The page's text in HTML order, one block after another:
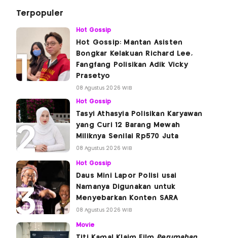
Terpopuler
Hot Gossip
Hot Gossip: Mantan Asisten
Bongkar Kelakuan Richard Lee,
Fangfang Polisikan Adik Vicky
Prasetyo
08 Agustus 2026 WIB
Hot Gossip
Tasyi Athasyia Polisikan Karyawan
yang Curi 12 Barang Mewah
Miliknya Senilai Rp570 Juta
08 Agustus 2026 WIB
Hot Gossip
Daus Mini Lapor Polisi usai
Namanya Digunakan untuk
Menyebarkan Konten SARA
08 Agustus 2026 WIB
Movie